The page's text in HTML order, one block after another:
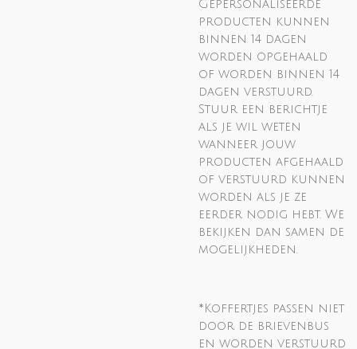
Gepersonaliseerde
producten kunnen
binnen 14 dagen
worden opgehaald
of worden binnen 14
dagen verstuurd.
Stuur een berichtje
als je wil weten
wanneer jouw
producten afgehaald
of verstuurd kunnen
worden als je ze
eerder nodig hebt. We
bekijken dan samen de
mogelijkheden.
*Koffertjes passen niet
door de brievenbus
en worden verstuurd